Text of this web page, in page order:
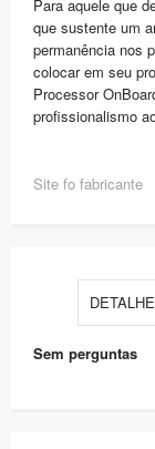
Para aquele que
que sustente um
permanência nos
colocar em seu
Processor
profissionalismo
Site fo fabricante
Sem perguntas